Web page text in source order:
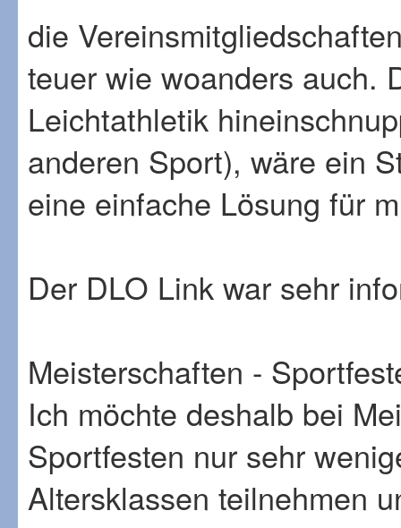
die
teuer wie woanders auch.
Leichtathletik
anderen Sport), wäre ein
eine einfache Lösung für
Der DLO Link war sehr
Meisterschaften -
Ich möchte deshalb bei
Sportfesten nur sehr
Altersklassen teilnehmen